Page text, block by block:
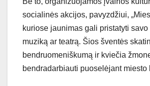
socialinės akcijos, pavyzdžiui,
kuriose jaunimas gali pristatyti savo
muziką ar teatrą. Šios šventės
bendruomeniškumą ir kviečia
bendradarbiauti puoselėjant miesto